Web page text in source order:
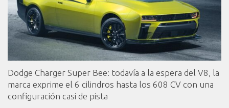
Dodge Charger Super Bee: todavía a la espera del V8, la
marca exprime el 6 cilindros hasta los 608 CV con una
configuración casi de pista